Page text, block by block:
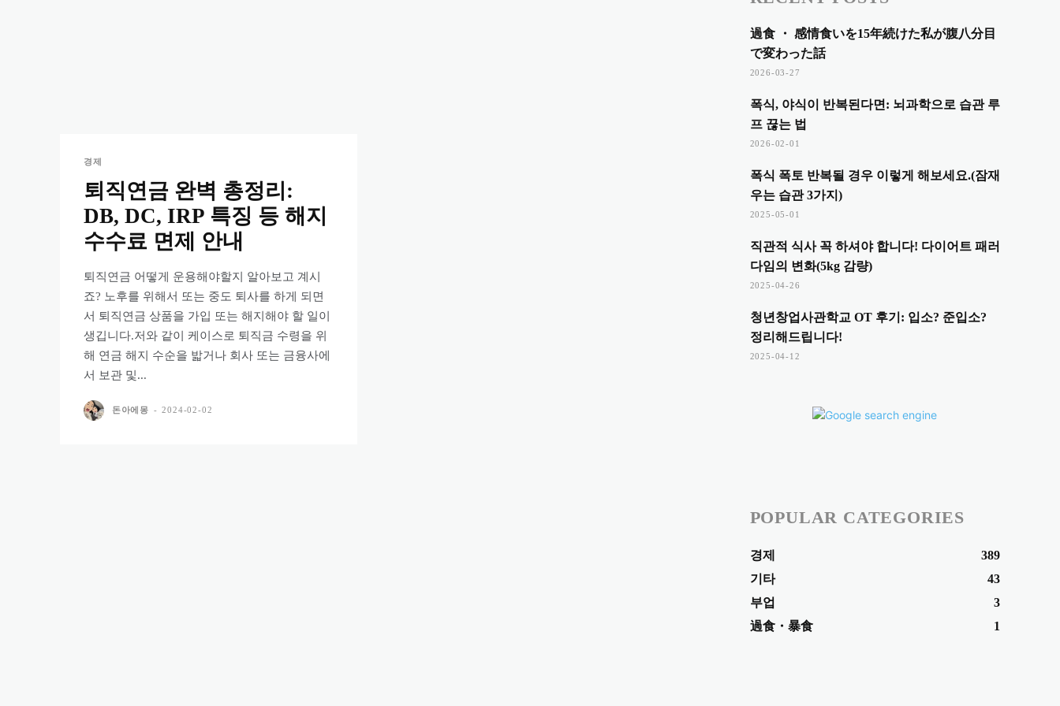
경제
퇴직연금 완벽 총정리:
DB, DC, IRP 특징 등 해지
수수료 면제 안내
퇴직연금 어떻게 운용해야할지 알아보고 계시
죠? 노후를 위해서 또는 중도 퇴사를 하게 되면
서 퇴직연금 상품을 가입 또는 해지해야 할 일이
생깁니다.저와 같이 케이스로 퇴직금 수령을 위
해 연금 해지 수순을 밟거나 회사 또는 금융사에
서 보관 및...
돈아에몽 - 2024-02-02
過食 ・ 感情食いを15年続けた私が腹八分目
で変わった話
2026-03-27
폭식, 야식이 반복된다면: 뇌과학으로 습관 루
프 끊는 법
2026-02-01
폭식 폭토 반복될 경우 이렇게 해보세요.(잠재
우는 습관 3가지)
2025-05-01
직관적 식사 꼭 하셔야 합니다! 다이어트 패러
다임의 변화(5kg 감량)
2025-04-26
청년창업사관학교 OT 후기: 입소? 준입소?
정리해드립니다!
2025-04-12
POPULAR CATEGORIES
경제
389
기타
43
부업
3
過食・暴食
1